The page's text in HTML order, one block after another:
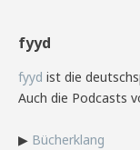
fyyd
fyyd ist die
Auch die Podcasts
▶ Bücherklang